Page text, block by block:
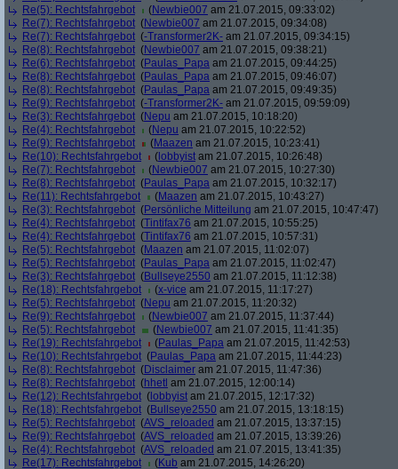
Re(5): Rechtsfahrgebot
(Newbie007 am 21.07.2015, 09:33:02)
Re(7): Rechtsfahrgebot (Newbie007 am 21.07.2015, 09:34:08)
Re(7): Rechtsfahrgebot (-Transformer2K- am 21.07.2015, 09:34:15)
Re(8): Rechtsfahrgebot (Newbie007 am 21.07.2015, 09:38:21)
Re(6): Rechtsfahrgebot (Paulas_Papa am 21.07.2015, 09:44:25)
Re(8): Rechtsfahrgebot (Paulas_Papa am 21.07.2015, 09:46:07)
Re(8): Rechtsfahrgebot (Paulas_Papa am 21.07.2015, 09:49:35)
Re(9): Rechtsfahrgebot (-Transformer2K- am 21.07.2015, 09:59:09)
Re(3): Rechtsfahrgebot (Nepu am 21.07.2015, 10:18:20)
Re(4): Rechtsfahrgebot
(Nepu am 21.07.2015, 10:22:52)
Re(9): Rechtsfahrgebot
(Maazen am 21.07.2015, 10:23:41)
Re(10): Rechtsfahrgebot
( lobbyist am 21.07.2015, 10:26:48)
Re(7): Rechtsfahrgebot
(Newbie007 am 21.07.2015, 10:27:30)
Re(8): Rechtsfahrgebot (Paulas_Papa am 21.07.2015, 10:32:17)
Re(11): Rechtsfahrgebot
(Maazen am 21.07.2015, 10:43:27)
Re(3): Rechtsfahrgebot (Persönliche Mitteilung am 21.07.2015, 10:47:47)
Re(4): Rechtsfahrgebot (Tintifax76 am 21.07.2015, 10:55:25)
Re(4): Rechtsfahrgebot (Tintifax76 am 21.07.2015, 10:57:31)
Re(5): Rechtsfahrgebot (Maazen am 21.07.2015, 11:02:07)
Re(5): Rechtsfahrgebot (Paulas_Papa am 21.07.2015, 11:02:47)
Re(3): Rechtsfahrgebot (Bullseye2550 am 21.07.2015, 11:12:38)
Re(18): Rechtsfahrgebot
(x-vice am 21.07.2015, 11:17:27)
Re(5): Rechtsfahrgebot (Nepu am 21.07.2015, 11:20:32)
Re(9): Rechtsfahrgebot
(Newbie007 am 21.07.2015, 11:37:44)
Re(5): Rechtsfahrgebot
(Newbie007 am 21.07.2015, 11:41:35)
Re(19): Rechtsfahrgebot
(Paulas_Papa am 21.07.2015, 11:42:53)
Re(10): Rechtsfahrgebot (Paulas_Papa am 21.07.2015, 11:44:23)
Re(8): Rechtsfahrgebot (Disclaimer am 21.07.2015, 11:47:36)
Re(8): Rechtsfahrgebot (hhetl am 21.07.2015, 12:00:14)
Re(12): Rechtsfahrgebot ( lobbyist am 21.07.2015, 12:17:32)
Re(18): Rechtsfahrgebot (Bullseye2550 am 21.07.2015, 13:18:15)
Re(5): Rechtsfahrgebot (AVS_reloaded am 21.07.2015, 13:37:15)
Re(9): Rechtsfahrgebot (AVS_reloaded am 21.07.2015, 13:39:26)
Re(4): Rechtsfahrgebot (AVS_reloaded am 21.07.2015, 13:41:35)
Re(17): Rechtsfahrgebot
(Kub am 21.07.2015, 14:26:20)